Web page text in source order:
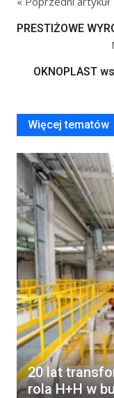
PRESTIŻOWE
OKNOPLAST
Więcej tematów
20 lat
rola H+H w